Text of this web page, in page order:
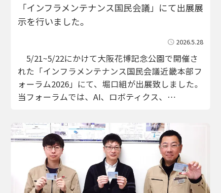
「インフラメンテナンス国民会議」にて出展展
示を行いました。
2026.5.28
5/21~5/22にかけて大阪花博記念公園で開催さ
れた「インフラメンテナンス国民会議近畿本部フ
ォーラム2026」にて、堀口組が出展致しました。
当フォーラムでは、AI、ロボティクス、…